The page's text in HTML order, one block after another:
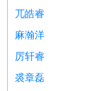
兀皓睿
麻瀚洋
厉轩睿
裘章磊